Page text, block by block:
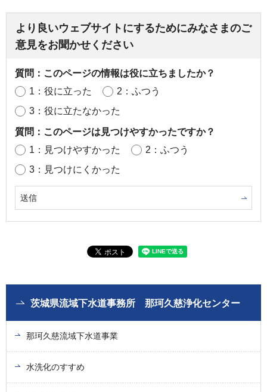
より良いウェブサイトにするためにみなさまのご
意見をお聞かせください
質問：このページの情報は役に立ちましたか？
1：役に立った
2：ふつう
3：役に立たなかった
質問：このページは見つけやすかったですか？
1：見つけやすかった
2：ふつう
3：見つけにくかった
茨城県流域下水道事務所 那珂久慈浄化センター
那珂久慈流域下水道事業
水洗化のすすめ